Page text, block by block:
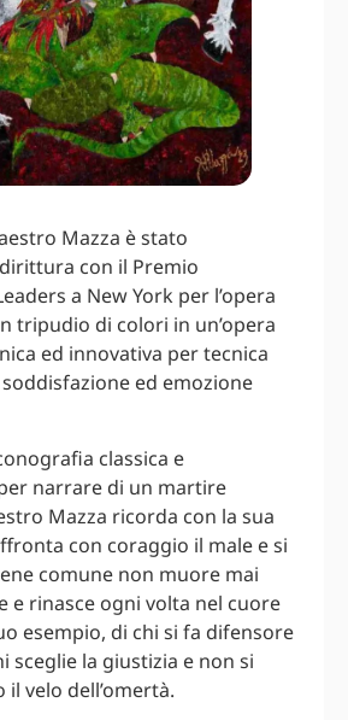
Mazza è stato
con il Premio
a New York per l’opera
tripudio di colori in un’opera
ed innovativa per tecnica
ed emozione
classica e
narrare di un martire
Mazza ricorda con la sua
con coraggio il male e si
comune non muore mai
e rinasce ogni volta nel cuore
esempio, di chi si fa difensore
sceglie la giustizia e non si
velo dell’omertà.